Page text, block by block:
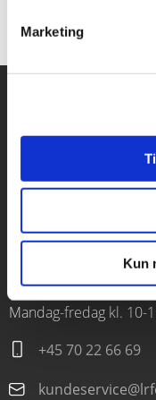
Marketing
Kun
1120 København K
CVR 76351910
Kontakt
Mandag-fredag kl. 10-
+45 70 22 66 69